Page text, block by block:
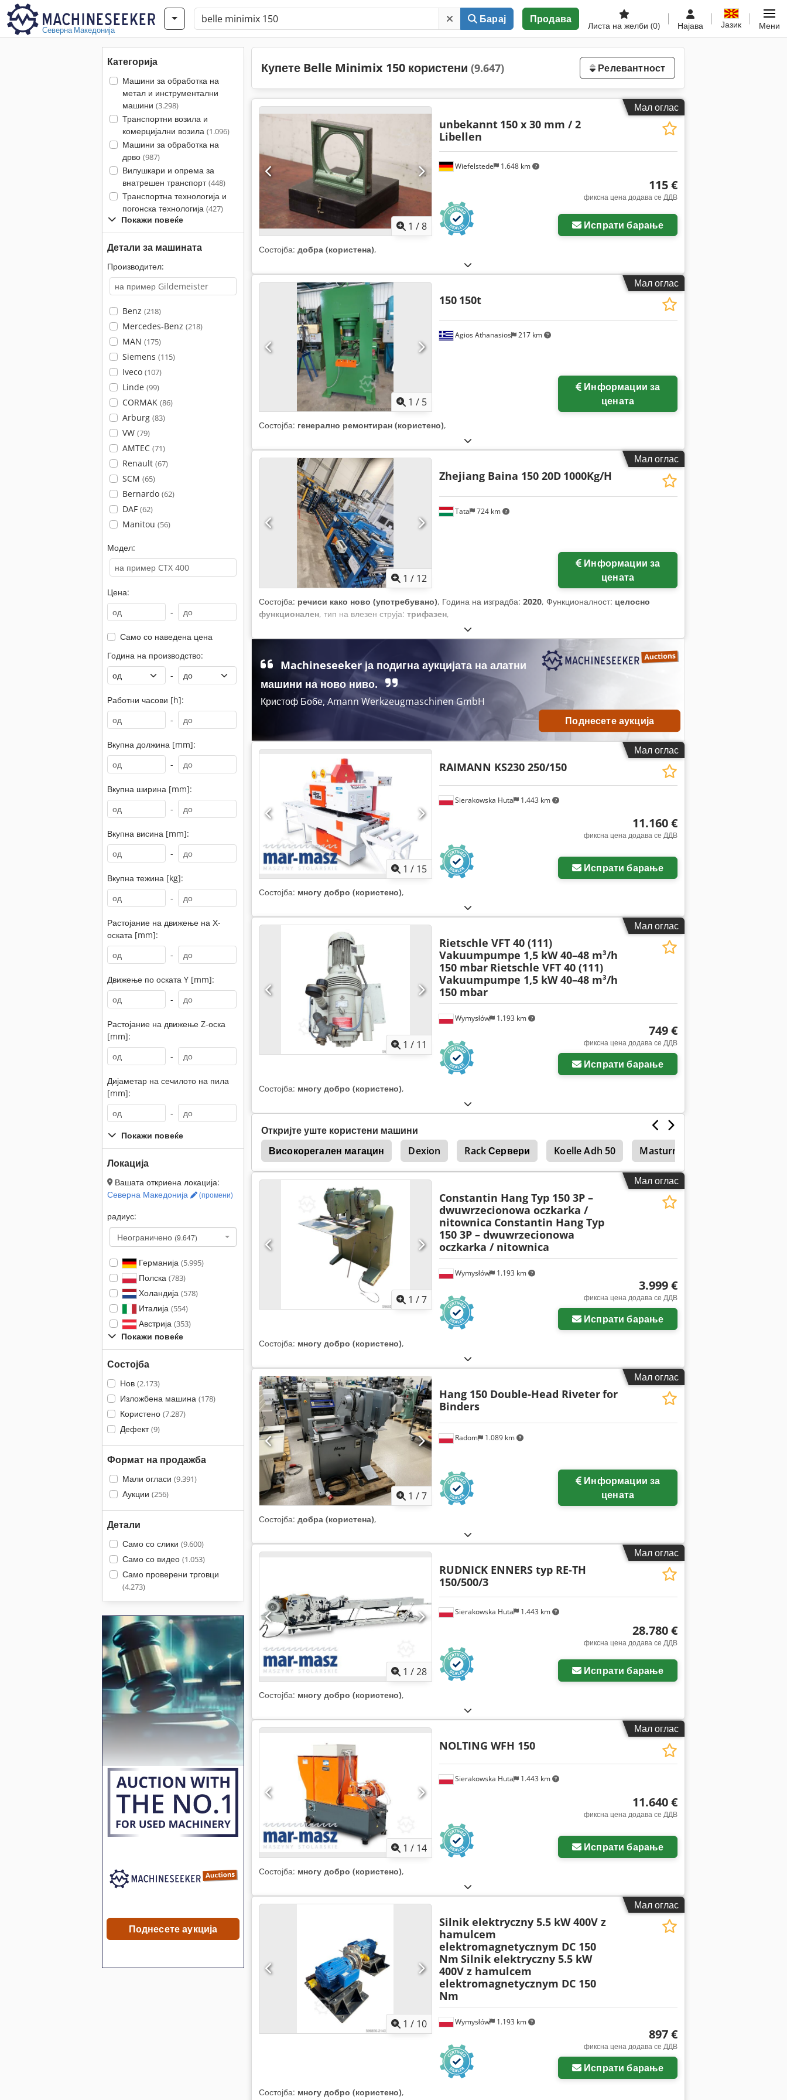
Северна Македонија
Барај Продава
Листа на желби (0) Најава Јазик Мени
Категорија
Машини за обработка на
метал и инструментални
машини (3.298)
Транспортни возила и
комерцијални возила (1.096)
Машини за обработка на
дрво (987)
Вилушкари и опрема за
внатрешен транспорт(448)
Транспортна технологија и
погонска технологија (427)
Покажи повеќе
Детали за машината
Производител:
Benz (218)
Mercedes-Benz (218)
MAN (175)
Siemens (115)
Iveco (107)
Linde (99)
CORMAK (86)
Arburg (83)
VW (79)
AMTEC (71)
Renault (67)
SCM (65)
Bernardo (62)
DAF (62)
Manitou (56)
Модел:
Цена:
-
Само со наведена цена
Година на производство:
-
Работни часови [h]:
-
Вкупна должина [mm]:
-
Вкупна ширина [mm]:
-
Вкупна висина [mm]:
-
Вкупна тежина [kg]:
-
Растојание на движење на Х-
оската [mm]:
-
Движење по оската Y [mm]:
-
Растојание на движење Z-оска
[mm]:
-
Дијаметар на сечилото на пила
[mm]:
-
Покажи повеќе
Локација
Вашата откриена локација:
Северна Македонија
(промени)
радиус:
Неограничено (9.647)
Германија (5.995)
Полска (783)
Холандија (578)
Италија (554)
Австрија (353)
Покажи повеќе
Состојба
Нов (2.173)
Изложбена машина (178)
Користено (7.287)
Дефект(9)
Формат на продажба
Мали огласи (9.391)
Аукции (256)
Детали
Само со слики (9.600)
Само со видео (1.053)
Само проверени трговци
(4.273)
Поднесете аукција
Купете Belle Minimix 150 користени (9.647) Релевантност
Мал оглас
1 /8
Wiefelstede 1.648 km
unbekannt 150 x 30 mm / 2
Libellen
115 €
фиксна цена додава се ДДВ
Испрати барање
Состојба: добра (користена),
Мал оглас
1 / 5
Agios Athanasios 217 km
150 150t
цената
Состојба: генерално ремонтиран (користено),
Мал оглас
1 / 12
Tata 724 km
Zhejiang Baina 150 20D 1000Kg/H
цената
Состојба: речиси како ново (употребувано), Година на изградба: 2020, Функционалност: целосно
функционален, тип на влезен струја: трифазен,
Machineseeker ја подигна аукцијата на алатни
машини на ново ниво.
Кристоф Бобе, Amann Werkzeugmaschinen GmbH
Поднесете аукција
Мал оглас
1 / 15
Sierakowska Huta 1.443 km
RAIMANN KS230 250/150
11.160 €
фиксна цена додава се ДДВ
Испрати барање
Состојба: многу добро (користено),
Мал оглас
1 / 11
Wymysłów 1.193 km
Rietschle VFT 40 (111)
Vakuumpumpe 1,5 kW 40–48 m³/h
150 mbar Rietschle VFT 40 (111)
Vakuumpumpe 1,5 kW 40–48 m³/h
150 mbar
749 €
фиксна цена додава се ДДВ
Испрати барање
Состојба: многу добро (користено),
Откријте уште користени машини
Високорегален магацин
Dexion Rack Сервери Koelle Adh 50 Masturn 50
Kolbus Karl Schermer
Мал оглас
1 /7
Wymysłów 1.193 km
Constantin Hang Typ 150 3P –
dwuwrzecionowa oczkarka /
nitownica Constantin Hang Typ
150 3P – dwuwrzecionowa
oczkarka / nitownica
3.999 €
фиксна цена додава се ДДВ
Испрати барање
Состојба: многу добро (користено),
Мал оглас
1 /7
Radom 1.089 km
Hang 150 Double-Head Riveterfor
Binders
цената
Состојба: добра (користена),
Мал оглас
1 /28
Sierakowska Huta 1.443 km
RUDNICK ENNERS typ RE-TH
150/500/3
28.780 €
фиксна цена додава се ДДВ
Испрати барање
Состојба: многу добро (користено),
Мал оглас
1 / 14
Sierakowska Huta 1.443 km
NOLTING WFH 150
11.640 €
фиксна цена додава се ДДВ
Испрати барање
Состојба: многу добро (користено),
Мал оглас
1 / 10 Wymysłów 1.193 km
Silnik elektryczny 5.5 kW 400V z
hamulcem
elektromagnetycznym DC 150
Nm Silnik elektryczny 5.5 kW
400V z hamulcem
elektromagnetycznym DC 150
Nm
897 €
фиксна цена додава се ДДВ
Испрати барање
Состојба: многу добро (користено),